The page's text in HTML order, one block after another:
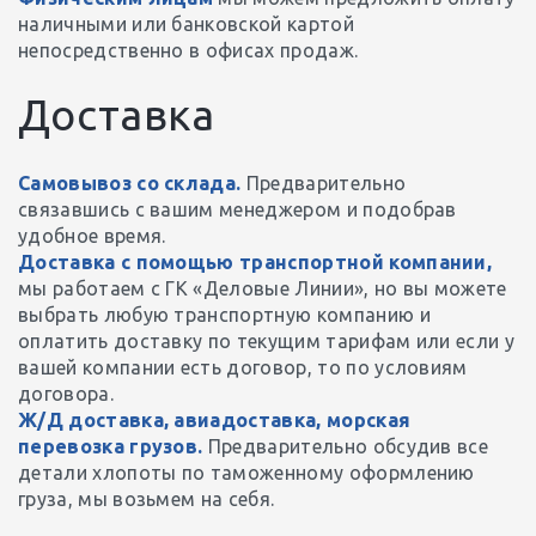
наличными или банковской картой
непосредственно в офисах продаж.
Доставка
Самовывоз со склада. Предварительно
связавшись с вашим менеджером и подобрав
удобное время.
Доставка с помощью транспортной компании,
мы работаем с ГК «Деловые Линии», но вы можете
выбрать любую транспортную компанию и
оплатить доставку по текущим тарифам или если у
вашей компании есть договор, то по условиям
договора.
Ж/Д доставка, авиадоставка, морская
перевозка грузов. Предварительно обсудив все
детали хлопоты по таможенному оформлению
груза, мы возьмем на себя.